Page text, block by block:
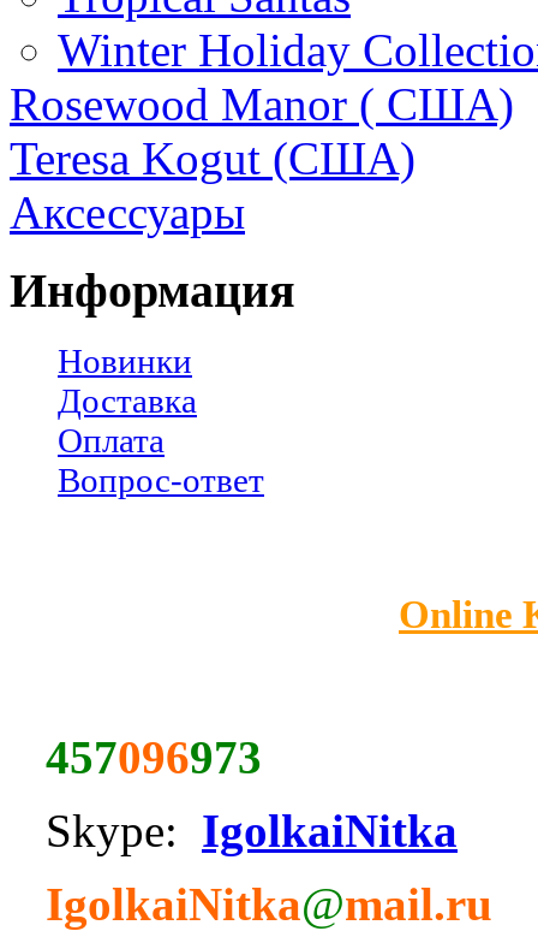
Winter Holiday
Rosewood Manor ( США)
Teresa Kogut (США)
Аксессуары
Информация
Новинки
Доставка
Оплата
Вопрос-ответ
Online
457096973
Skype: IgolkaiNitka
IgolkaiNitka@mail.ru